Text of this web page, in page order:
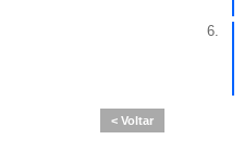
6.
Voltar